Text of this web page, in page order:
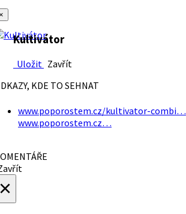
Kultivátor
Uložit Zavřít
KDE TO SEHNAT
www.poporostem.cz/kultivator-combi…
www.poporostem.cz…